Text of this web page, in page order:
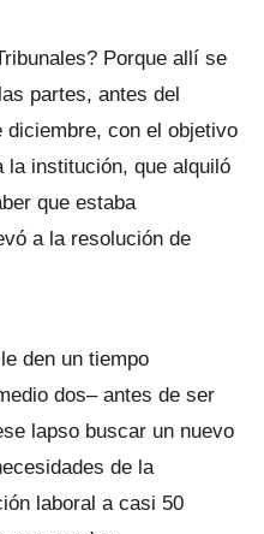
Porque allí se
partes, antes del
diciembre, con el objetivo
la institución, que alquiló
que estaba
a la resolución de
den un tiempo
dos– antes de ser
lapso buscar un nuevo
de la
laboral a casi 50